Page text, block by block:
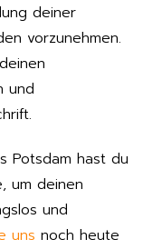
deiner
vorzunehmen.
und
Potsdam hast du
um deinen
und
uns noch heute